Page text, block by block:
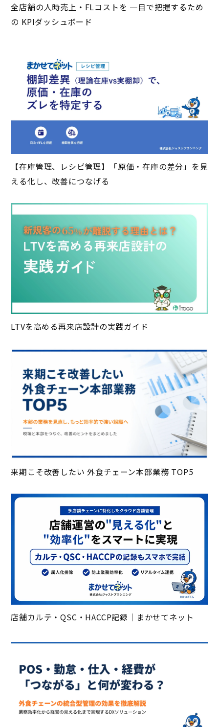
全店舗の人時売上・FLコストを 一目で把握するため
の KPIダッシュボード
【在庫管理、レシピ管理】「原価・在庫の差分」を見
える化し、改善につなげる
LTVを高める再来店設計の実践ガイド
来期こそ改善したい 外食チェーン本部業務 TOP5
店舗カルテ・QSC・HACCP記録｜まかせてネット